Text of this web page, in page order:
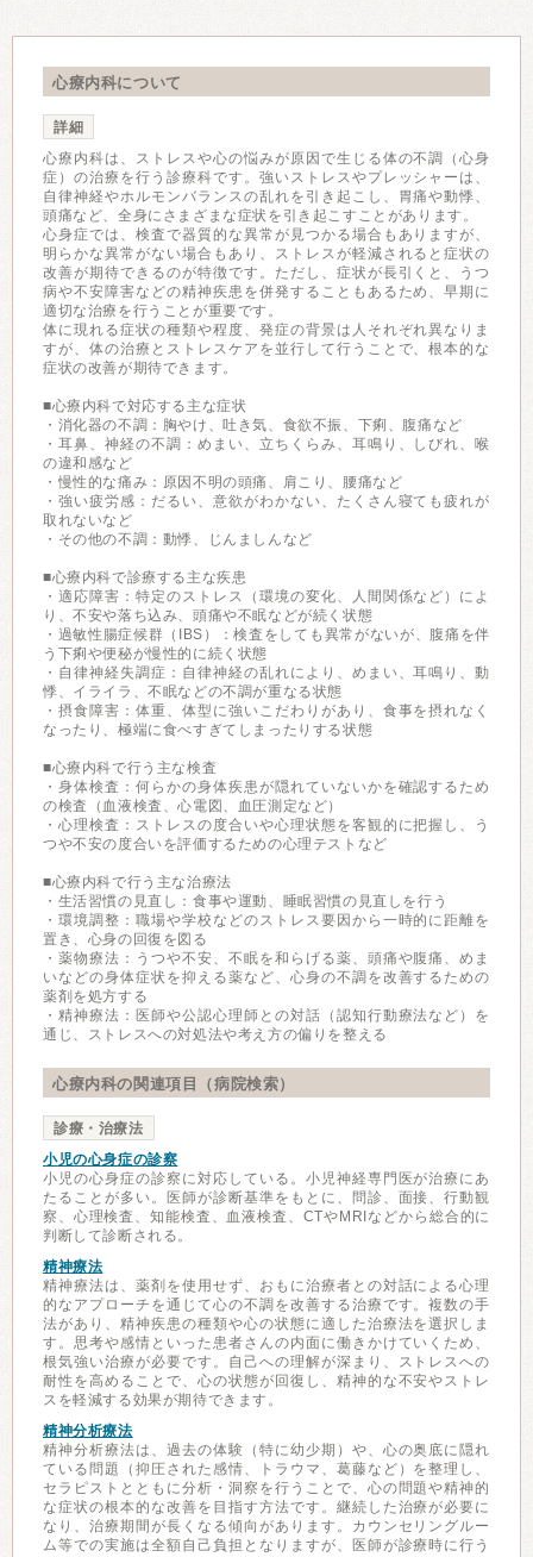
心療内科について
詳細
心療内科は、ストレスや心の悩みが原因で生じる体の不調（心身
症）の治療を行う診療科です。強いストレスやプレッシャーは、
自律神経やホルモンバランスの乱れを引き起こし、胃痛や動悸、
頭痛など、全身にさまざまな症状を引き起こすことがあります。
心身症では、検査で器質的な異常が見つかる場合もありますが、
明らかな異常がない場合もあり、ストレスが軽減されると症状の
改善が期待できるのが特徴です。ただし、症状が長引くと、うつ
病や不安障害などの精神疾患を併発することもあるため、早期に
適切な治療を行うことが重要です。
体に現れる症状の種類や程度、発症の背景は人それぞれ異なりま
すが、体の治療とストレスケアを並行して行うことで、根本的な
症状の改善が期待できます。
■心療内科で対応する主な症状
・消化器の不調：胸やけ、吐き気、食欲不振、下痢、腹痛など
・耳鼻、神経の不調：めまい、立ちくらみ、耳鳴り、しびれ、喉
の違和感など
・慢性的な痛み：原因不明の頭痛、肩こり、腰痛など
・強い疲労感：だるい、意欲がわかない、たくさん寝ても疲れが
取れないなど
・その他の不調：動悸、じんましんなど
■心療内科で診療する主な疾患
・適応障害：特定のストレス（環境の変化、人間関係など）によ
り、不安や落ち込み、頭痛や不眠などが続く状態
・過敏性腸症候群（IBS）：検査をしても異常がないが、腹痛を伴
う下痢や便秘が慢性的に続く状態
・自律神経失調症：自律神経の乱れにより、めまい、耳鳴り、動
悸、イライラ、不眠などの不調が重なる状態
・摂食障害：体重、体型に強いこだわりがあり、食事を摂れなく
なったり、極端に食べすぎてしまったりする状態
■心療内科で行う主な検査
・身体検査：何らかの身体疾患が隠れていないかを確認するため
の検査（血液検査、心電図、血圧測定など）
・心理検査：ストレスの度合いや心理状態を客観的に把握し、う
つや不安の度合いを評価するための心理テストなど
■心療内科で行う主な治療法
・生活習慣の見直し：食事や運動、睡眠習慣の見直しを行う
・環境調整：職場や学校などのストレス要因から一時的に距離を
置き、心身の回復を図る
・薬物療法：うつや不安、不眠を和らげる薬、頭痛や腹痛、めま
いなどの身体症状を抑える薬など、心身の不調を改善するための
薬剤を処方する
・精神療法：医師や公認心理師との対話（認知行動療法など）を
通じ、ストレスへの対処法や考え方の偏りを整える
心療内科の関連項目（病院検索）
診療・治療法
小児の心身症の診察
小児の心身症の診察に対応している。小児神経専門医が治療にあ
たることが多い。医師が診断基準をもとに、問診、面接、行動観
察、心理検査、知能検査、血液検査、CTやMRIなどから総合的に
判断して診断される。
精神療法
精神療法は、薬剤を使用せず、おもに治療者との対話による心理
的なアプローチを通じて心の不調を改善する治療です。複数の手
法があり、精神疾患の種類や心の状態に適した治療法を選択しま
す。思考や感情といった患者さんの内面に働きかけていくため、
根気強い治療が必要です。自己への理解が深まり、ストレスへの
耐性を高めることで、心の状態が回復し、精神的な不安やストレ
スを軽減する効果が期待できます。
精神分析療法
精神分析療法は、過去の体験（特に幼少期）や、心の奥底に隠れ
ている問題（抑圧された感情、トラウマ、葛藤など）を整理し、
セラピストとともに分析・洞察を行うことで、心の問題や精神的
な症状の根本的な改善を目指す方法です。継続した治療が必要に
なり、治療期間が長くなる傾向があります。カウンセリングルー
ム等での実施は全額自己負担となりますが、医師が診療時に行う